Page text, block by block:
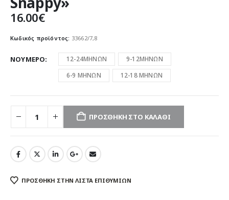
16.00€
Κωδικός προϊόντος: 33662/7,8
ΝΟΥΜΕΡΟ 12-24ΜΗΝΩΝ
9-12ΜΗΝΩΝ
6-9 ΜΗΝΩΝ
12-18 ΜΗΝΩΝ
ΠΡΟΣΘΉΚΗ ΣΤΟ ΚΑΛΆΘΙ
ΠΡΌΣΘΉΚΗ ΣΤΗΝ ΛΊΣΤΑ ΕΠΙΘΥΜΙΏΝ